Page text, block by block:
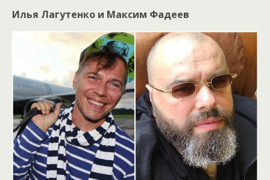
Илья Лагутенко и Максим Фадеев